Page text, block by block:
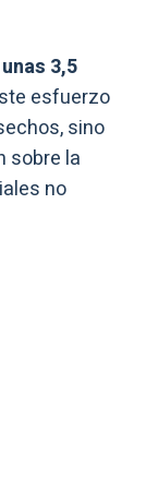
3,5
esfuerzo
sino
sobre la
no